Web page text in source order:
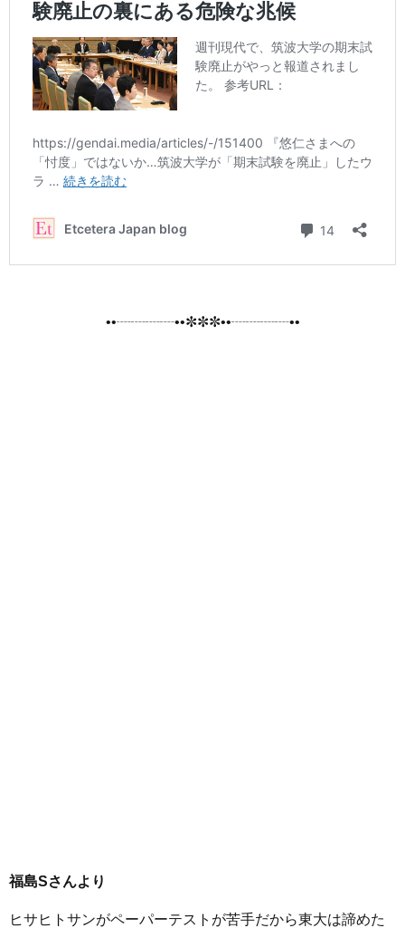
••┈┈┈┈••✼✼✼••┈┈┈┈••
福島Sさんより
ヒサヒトサンがペーパーテストが苦手だから東大は諦めた